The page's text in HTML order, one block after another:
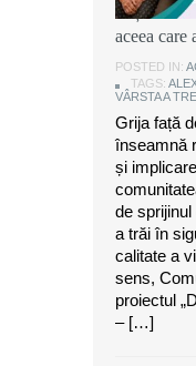
Joița: O
aceea care
POSTED IN:
TAGS:
VÂRSTA A
Grija față
înseamnă
și
de
a trăi în
calitate a
sens,
proiectul
– […]